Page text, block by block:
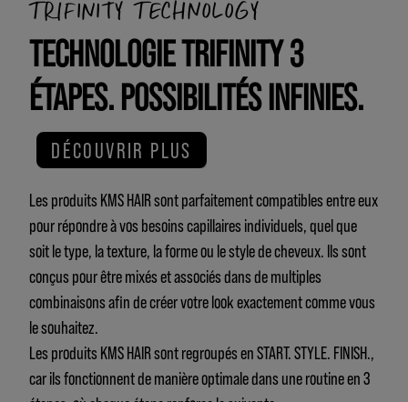
TRIFINITY TECHNOLOGY
TECHNOLOGIE TRIFINITY 3
ÉTAPES. POSSIBILITÉS INFINIES.
DÉCOUVRIR PLUS
Les produits KMS HAIR sont parfaitement compatibles entre eux
pour répondre à vos besoins capillaires individuels, quel que
soit le type, la texture, la forme ou le style de cheveux. Ils sont
conçus pour être mixés et associés dans de multiples
combinaisons afin de créer votre look exactement comme vous
le souhaitez.
Les produits KMS HAIR sont regroupés en START. STYLE. FINISH.,
car ils fonctionnent de manière optimale dans une routine en 3